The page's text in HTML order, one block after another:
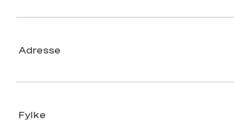
Adresse
Fylke